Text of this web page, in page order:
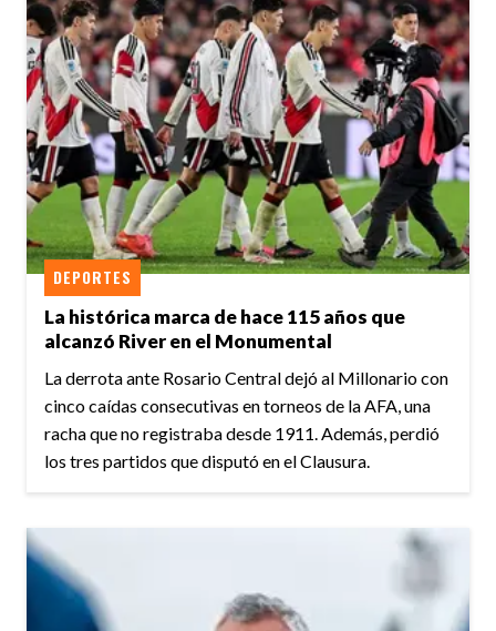
La histórica marca de hace 115 años que
alcanzó River en el Monumental
DEPORTES
La derrota ante Rosario Central dejó al Millonario con
cinco caídas consecutivas en torneos de la AFA, una
racha que no registraba desde 1911. Además, perdió
los tres partidos que disputó en el Clausura.